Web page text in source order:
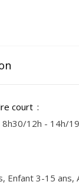
court
8h30/12h - 14h/
Enfant 3-15 ans,